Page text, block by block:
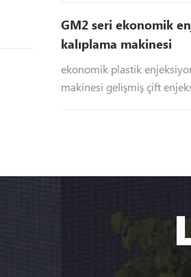
GM2 seri ekonomik
kalıplama makinesi
ekonomik plastik
makinesi gelişmiş çift